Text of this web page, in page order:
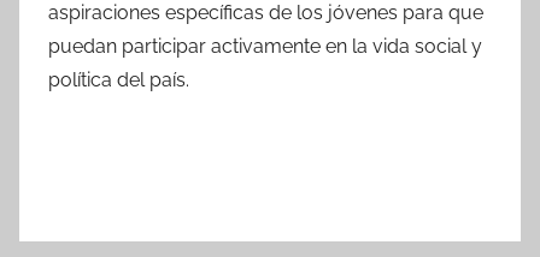
aspiraciones específicas de los jóvenes para que
puedan participar activamente en la vida social y
política del país.